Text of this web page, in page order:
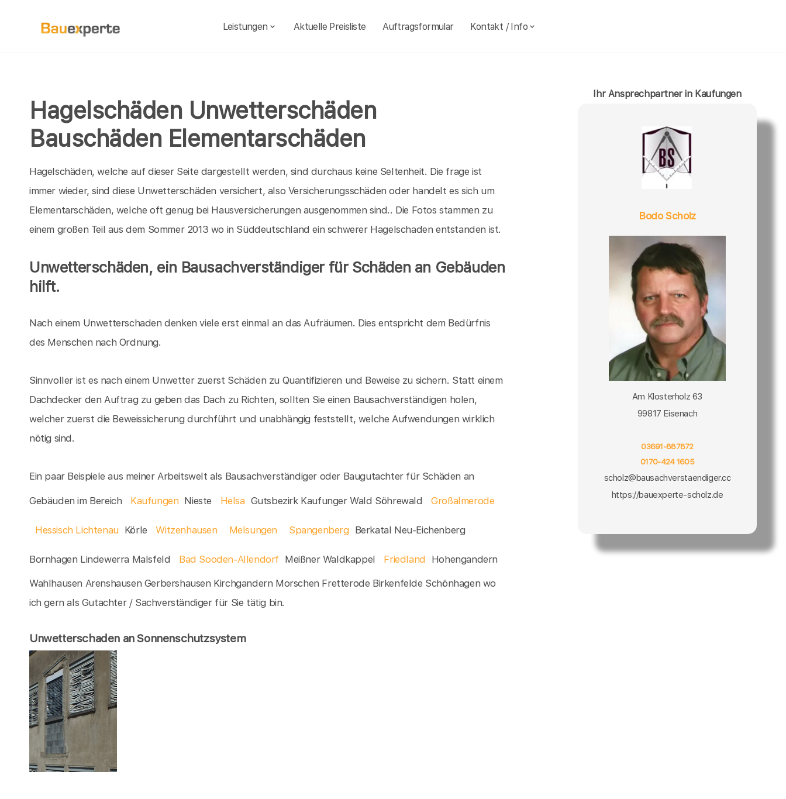
Leistungen Aktuelle Preisliste Auftragsformular Kontakt / Info
Hagelschäden Unwetterschäden
Bauschäden Elementarschäden
Hagelschäden, welche auf dieser Seite dargestellt werden, sind durchaus keine Seltenheit. Die frage ist
immer wieder, sind diese Unwetterschäden versichert, also Versicherungsschäden oder handelt es sich um
Elementarschäden, welche oft genug bei Hausversicherungen ausgenommen sind.. Die Fotos stammen zu
einem großen Teil aus dem Sommer 2013 wo in Süddeutschland ein schwerer Hagelschaden entstanden ist.
Unwetterschäden, ein Bausachverständiger für Schäden an Gebäuden
hilft.
Nach einem Unwetterschaden denken viele erst einmal an das Aufräumen. Dies entspricht dem Bedürfnis
des Menschen nach Ordnung.
Sinnvoller ist es nach einem Unwetter zuerst Schäden zu Quantifizieren und Beweise zu sichern. Statt einem
Dachdecker den Auftrag zu geben das Dach zu Richten, sollten Sie einen Bausachverständigen holen,
welcher zuerst die Beweissicherung durchführt und unabhängig feststellt, welche Aufwendungen wirklich
nötig sind.
Ein paar Beispiele aus meiner Arbeitswelt als Bausachverständiger oder Baugutachter für Schäden an
Gebäuden im Bereich Kaufungen Nieste Helsa Gutsbezirk Kaufunger Wald Söhrewald Großalmerode
Hessisch Lichtenau Körle Witzenhausen Melsungen Spangenberg Berkatal Neu-Eichenberg
Bornhagen Lindewerra Malsfeld Bad Sooden-Allendorf Meißner Waldkappel Friedland Hohengandern
Wahlhausen Arenshausen Gerbershausen Kirchgandern Morschen Fretterode Birkenfelde Schönhagen wo
ich gern als Gutachter / Sachverständiger für Sie tätig bin.
Unwetterschaden an Sonnenschutzsystem
Ihr Ansprechpartner in Kaufungen
Bodo Scholz
Am Klosterholz 63
99817 Eisenach
03691-887872
0170-424 1605
scholz@bausachverstaendiger.cc
https://bauexperte-scholz.de